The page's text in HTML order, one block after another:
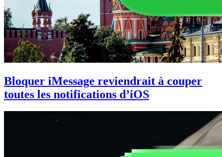
Bloquer iMessage reviendrait à couper
toutes les notifications d’iOS